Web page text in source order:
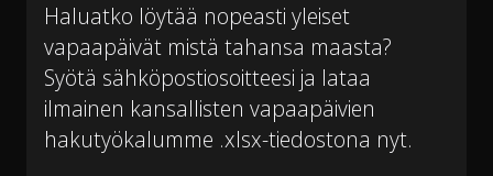
Haluatko löytää nopeasti yleiset
vapaapäivät mistä tahansa maasta?
Syötä sähköpostiosoitteesi ja lataa
ilmainen kansallisten vapaapäivien
hakutyökalumme .xlsx-tiedostona nyt.